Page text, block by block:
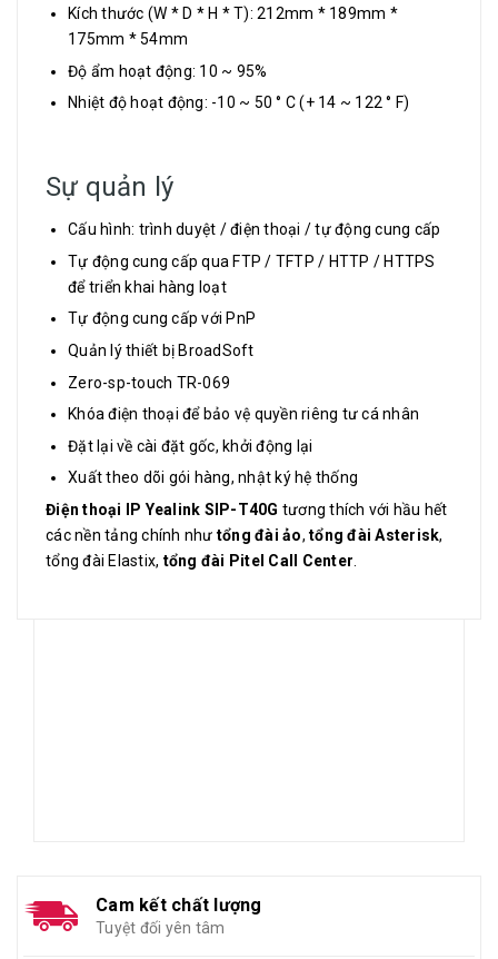
Kích thước (W * D * H * T): 212mm * 189mm *
175mm * 54mm
Độ ẩm hoạt động: 10 ~ 95%
Nhiệt độ hoạt động: -10 ~ 50 ° C (+ 14 ~ 122 ° F)
Sự quản lý
Cấu hình: trình duyệt / điện thoại / tự động cung cấp
Tự động cung cấp qua FTP / TFTP / HTTP / HTTPS
để triển khai hàng loạt
Tự động cung cấp với PnP
Quản lý thiết bị BroadSoft
Zero-sp-touch TR-069
Khóa điện thoại để bảo vệ quyền riêng tư cá nhân
Đặt lại về cài đặt gốc, khởi động lại
Xuất theo dõi gói hàng, nhật ký hệ thống
Điện thoại IP Yealink SIP-T40G tương thích với hầu hết
các nền tảng chính như tổng đài ảo, tổng đài Asterisk,
tổng đài Elastix, tổng đài Pitel Call Center
Cam kết chất lượng
Tuyệt đối yên tâm